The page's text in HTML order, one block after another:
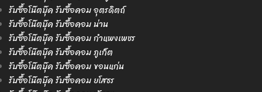
รับซื้อโน๊ตบุ๊ค รับซื้อคอม อุตรดิตถ์
รับซื้อโน๊ตบุ๊ค รับซื้อคอม น่าน
รับซื้อโน๊ตบุ๊ค รับซื้อคอม กำแพงเพชร
รับซื้อโน๊ตบุ๊ค รับซื้อคอม ภูเก็ต
รับซื้อโน๊ตบุ๊ค รับซื้อคอม ขอนแก่น
รับซื้อโน๊ตบุ๊ค รับซื้อคอม ยโสธร